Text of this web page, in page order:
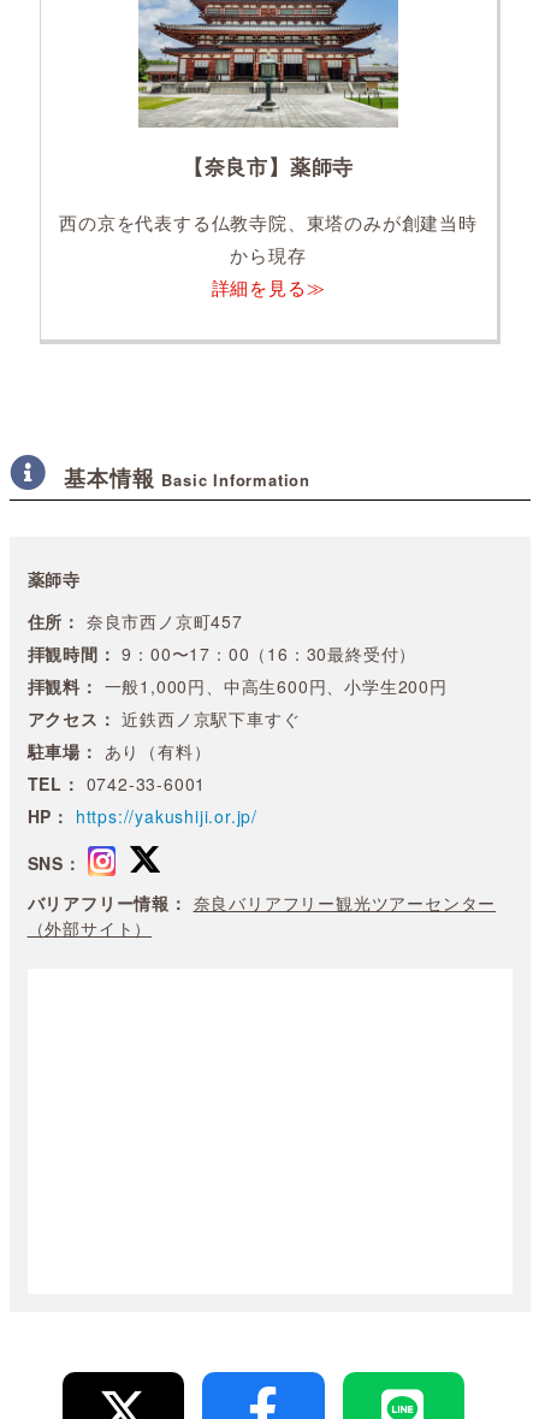
【奈良市】薬師寺
西の京を代表する仏教寺院、東塔のみが創建当時
から現存
詳細を見る≫
基本情報 Basic Information
薬師寺
住所： 奈良市西ノ京町457
拝観時間： 9：00〜17：00（16：30最終受付）
拝観料： 一般1,000円、中高生600円、小学生200円
アクセス： 近鉄西ノ京駅下車すぐ
駐車場： あり（有料）
TEL： 0742-33-6001
HP： https://yakushiji.or.jp/
SNS：
バリアフリー情報： 奈良バリアフリー観光ツアーセンター
（外部サイト）